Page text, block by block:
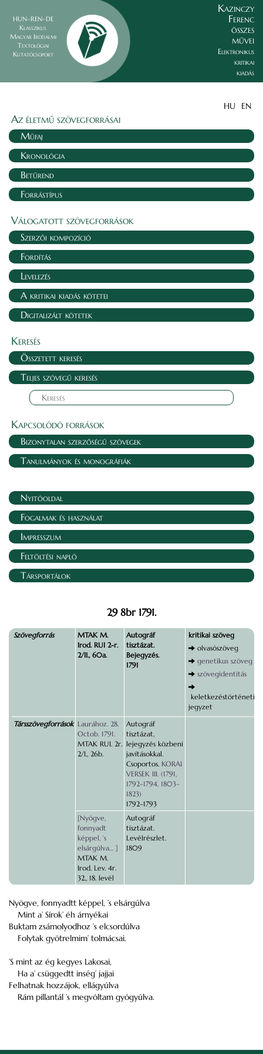
HUN–REN–DE
Klasszikus
Magyar Irodalmi
Textológiai
Kutatócsoport
Kazinczy
Ferenc
összes
művei
Elektronikus
kritikai
kiadás
HU EN
Az életmű szövegforrásai
Műfaj
Kronológia
Betűrend
Forrástípus
Válogatott szövegforrások
Szerzői kompozíció
Fordítás
Levelezés
A kritikai kiadás kötetei
Digitalizált kötetek
Keresés
Összetett keresés
Teljes szövegű keresés
Kapcsolódó források
Bizonytalan szerzőségű szövegek
Tanulmányok és monográfiák
Nyitóoldal
Fogalmak és használat
Impresszum
Feltöltési napló
Társportálok
29 8br 1791.
Szövegforrás
MTAK M.
Irod. RUI 2-r.
2/II., 60a.
Autográf
tisztázat.
Bejegyzés.
1791
kritikai szöveg
olvasószöveg
genetikus szöveg
szövegidentitás
keletkezéstörténeti
jegyzet
Társszövegforrások Laurához. 28.
Octob. 1791.
MTAK RUI. 2r.
2/I., 26b.
Autográf
tisztázat,
lejegyzés közbeni
javításokkal.
Csoportos. KORAI
VERSEK III. (1791,
1792–1794, 1803–
1823)
1792–1793
[Nyögve,
fonnyadt
képpel, ’s
elsárgúlva… ]
MTAK M.
Irod. Lev. 4r.
32., 18. levél
Autográf
tisztázat.
Levélrészlet.
1809
Nyögve, fonnyadtt képpel, ’s elsárgúlva
Mint a’ Sírok’ éh árnyékai
Buktam zsámolyodhoz ’s elcsordúlva
Folytak gyötrelmim’ tolmácsai.
’S mint az ég kegyes Lakosai,
Ha a’ csüggedtt inség’ jajjai
Felhatnak hozzájok, ellágyúlva
Rám pillantál ’s megvóltam gyógyúlva.